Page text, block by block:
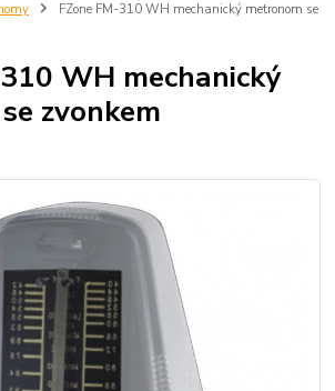
FZone FM-310 WH mechanický metronom se
WH mechanický
zvonkem